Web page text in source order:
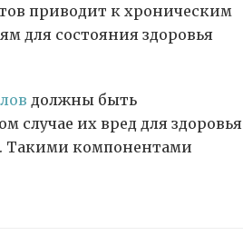
приводит к хроническим
для состояния здоровья
должны быть
их вред для здоровья
Такими компонентами